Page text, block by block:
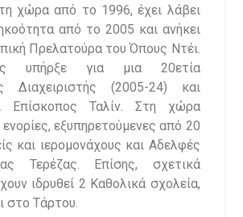
χώρα από το 1996, έχει λάβει
από το 2005 και ανήκει
Πρελατούρα του Όπους Ντέι.
υπήρξε για μια 20ετία
Διαχειριστής (2005-24) και
Επίσκοπος Ταλίν. Στη χώρα
εξυπηρετούμενες από 20
και ιερομονάχους και Αδελφές
Τερέζας. Επίσης, σχετικά
ιδρυθεί 2 Καθολικά σχολεία,
στο Τάρτου.